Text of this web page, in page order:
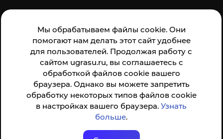
Мы обрабатываем файлы cookie. Они
помогают нам делать этот сайт удобнее
для пользователей. Продолжая работу с
сайтом ugrasu.ru, вы соглашаетесь с
обработкой файлов cookie вашего
браузера. Однако вы можете запретить
обработку некоторых типов файлов cookie
в настройках вашего браузера.Узнать
больше.
организации:
Анкета доступна по QR-коду, а так же по прямой
ссылке